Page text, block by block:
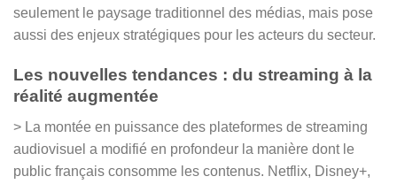
seulement le paysage traditionnel des médias, mais pose
aussi des enjeux stratégiques pour les acteurs du secteur.
Les nouvelles tendances : du streaming à la
réalité augmentée
> La montée en puissance des plateformes de streaming
audiovisuel a modifié en profondeur la manière dont le
public français consomme les contenus. Netflix, Disney+,